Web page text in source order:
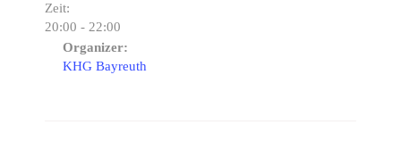
Zeit:
20:00 - 22:00
Organizer:
KHG Bayreuth